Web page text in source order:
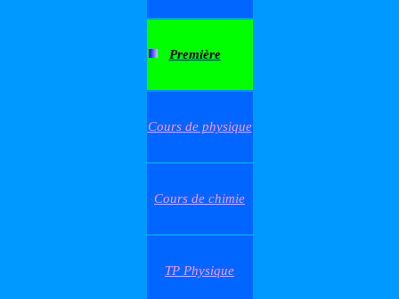
Première
Cours de physique
Cours de chimie
TP Physique